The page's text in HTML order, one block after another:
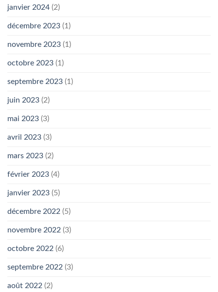
janvier 2024 (2)
décembre 2023 (1)
novembre 2023 (1)
octobre 2023 (1)
septembre 2023 (1)
juin 2023 (2)
mai 2023 (3)
avril 2023 (3)
mars 2023 (2)
février 2023 (4)
janvier 2023 (5)
décembre 2022 (5)
novembre 2022 (3)
octobre 2022 (6)
septembre 2022 (3)
août 2022 (2)